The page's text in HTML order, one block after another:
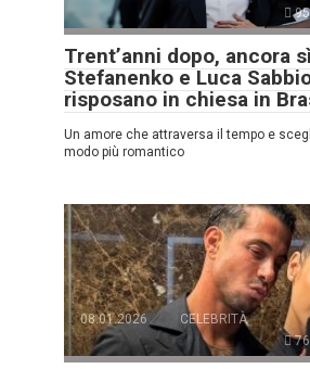
Trent’anni dopo, ancora
Stefanenko e Luca
risposano in chiesa in
Un amore che attraversa il tempo e
modo più romantico
08.01.2026
CELEBRITÀ